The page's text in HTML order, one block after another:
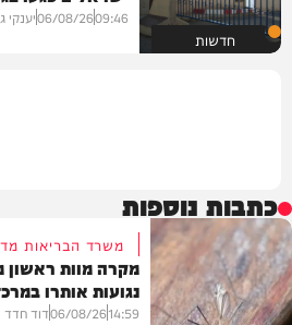
חדשות
09:46
06/08/26יענקי
כתבות נוספות
משרד הבריאות
מקרה מוות ראשון
נגועות אותרו
14:59
06/08/26דוד חדד